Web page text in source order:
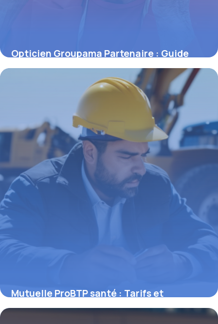
Opticien Groupama Partenaire : Guide
2026
Mutuelle ProBTP santé : Tarifs et
garanties